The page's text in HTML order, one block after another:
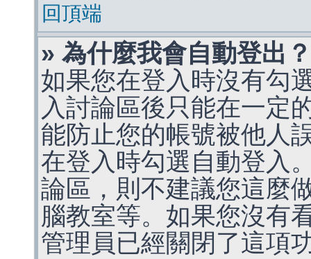
回頂端
» 為什麼我會自動登出？
如果您在登入時沒有勾
入討論區後只能在一定
能防止您的帳號被他人
在登入時勾選自動登入
論區，則不建議您這麼
腦教室等。如果您沒有
管理員已經關閉了這項